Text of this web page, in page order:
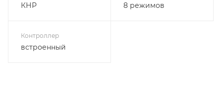
КНР 8 режимов
Контроллер
встроенный